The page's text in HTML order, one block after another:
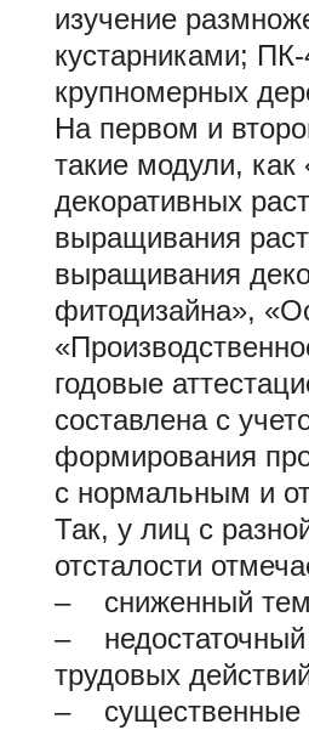
изучение
кустарниками;
крупномерных
На первом и
такие модули,
декоративных
выращивания
выращивания
фитодизайна»,
годовые
составлена с
формирования
с нормальным и
Так, у лиц с
отсталости
– сниженный
– недостаточный
трудовых
– существенные